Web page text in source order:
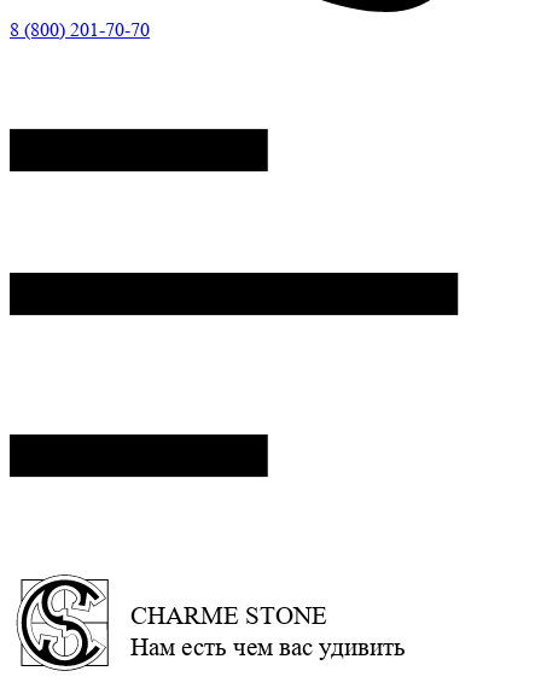
8 (800) 201-70-70
CHARME STONE
Нам есть чем вас удивить